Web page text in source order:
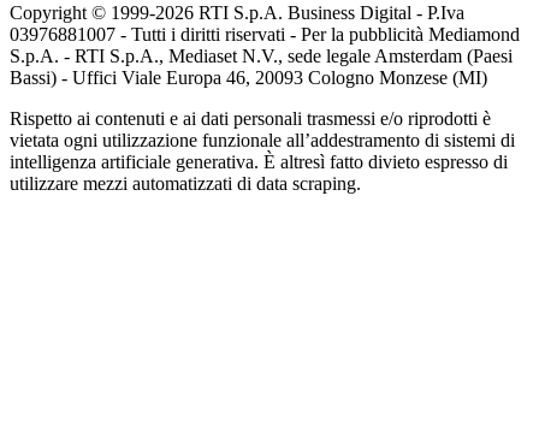
Copyright © 1999-2026 RTI S.p.A. Business Digital - P.Iva
03976881007 - Tutti i diritti riservati - Per la pubblicità Mediamond
S.p.A. - RTI S.p.A., Mediaset N.V., sede legale Amsterdam (Paesi
Bassi) - Uffici Viale Europa 46, 20093 Cologno Monzese (MI)
Rispetto ai contenuti e ai dati personali trasmessi e/o riprodotti è
vietata ogni utilizzazione funzionale all’addestramento di sistemi di
intelligenza artificiale generativa. È altresì fatto divieto espresso di
utilizzare mezzi automatizzati di data scraping.